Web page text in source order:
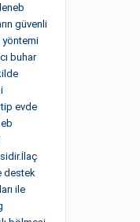
güvenli
buhar
evde
destek
ile